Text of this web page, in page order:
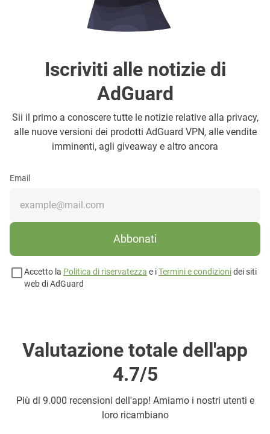
Iscriviti alle notizie di
AdGuard
Sii il primo a conoscere tutte le notizie relative alla privacy,
alle nuove versioni dei prodotti AdGuard VPN, alle vendite
imminenti, agli giveaway e altro ancora
Email
Abbonati
Accetto la Politica di riservatezza e iTermini e condizionidei siti
web di AdGuard
Valutazione totale dell'app
4.7/5
Più di 9.000 recensioni dell'app! Amiamo i nostri utenti e
loro ricambiano